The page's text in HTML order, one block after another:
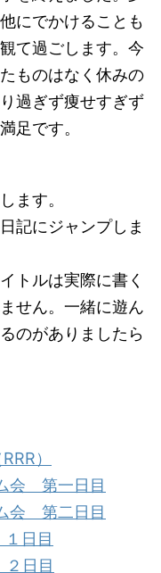
にでかけることも
て過ごします。今
ものはなく休みの
過ぎず痩せすぎず
足です。
ます。
記にジャンプしま
トルは実際に書く
せん。一緒に遊ん
のがありましたら
）
会 第一日目
会 第二日目
日目
日目